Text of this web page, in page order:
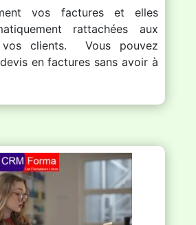
vos factures et elles
rattachées aux
clients. Vous pouvez
en factures sans avoir à